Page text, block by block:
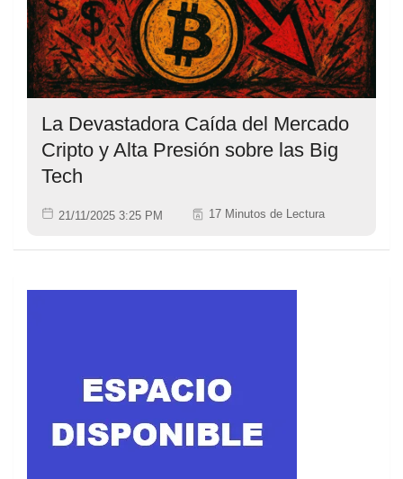
La Devastadora Caída del Mercado
Cripto y Alta Presión sobre las Big
Tech
21/11/2025 3:25 PM 17 Minutos de Lectura